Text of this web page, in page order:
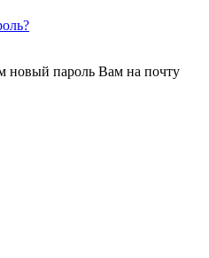
новый пароль Вам на почту